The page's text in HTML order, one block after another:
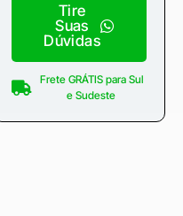
Tire
Suas
Dúvidas
Frete GRÁTIS para Sul
e Sudeste